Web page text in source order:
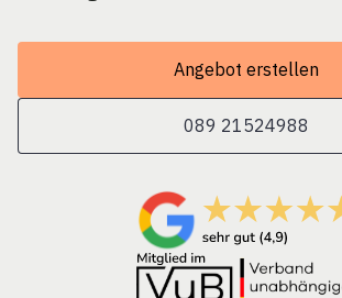
Angebot erstellen
089 21524988